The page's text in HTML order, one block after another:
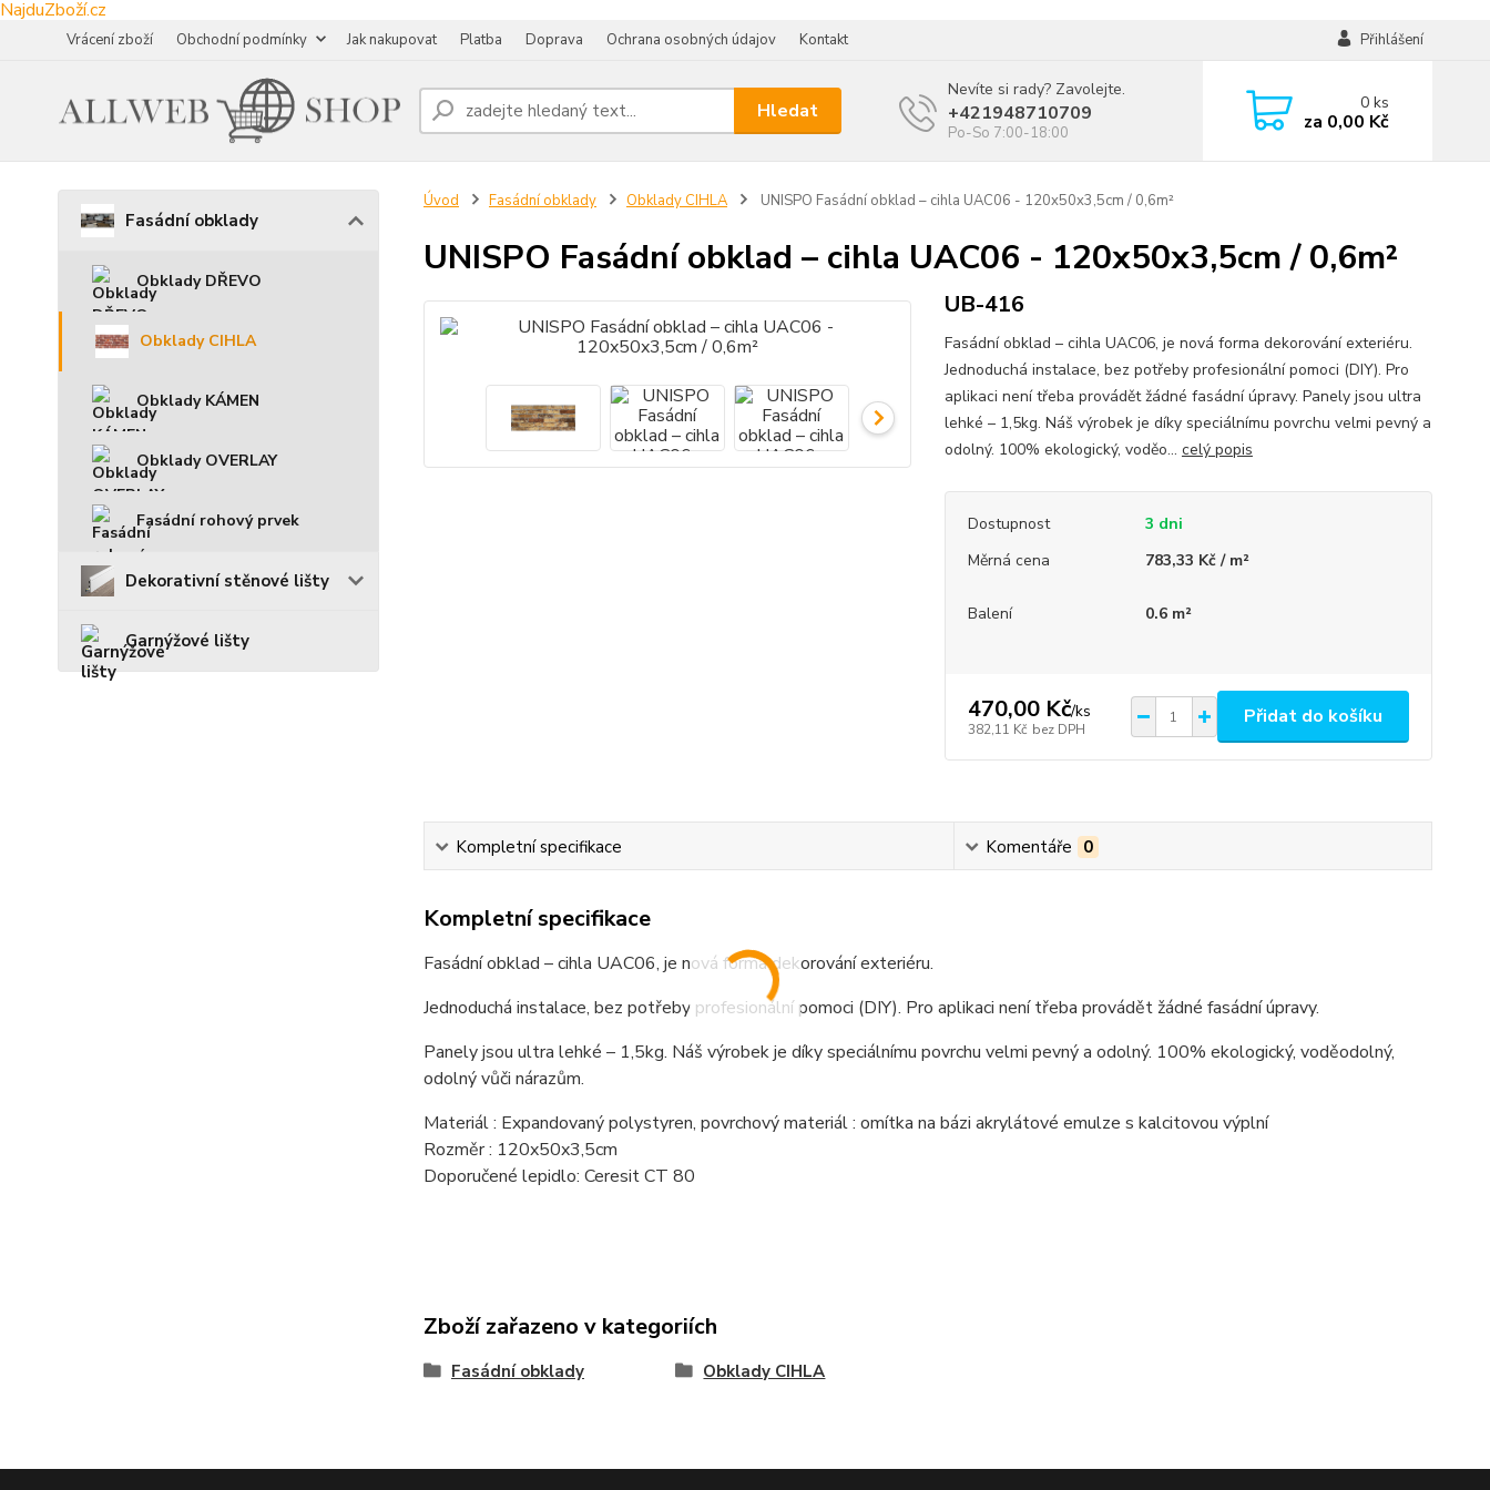
NajduZboží.cz
Vrácení zboží Obchodní podmínky Jak nakupovat Platba Doprava Ochrana osobných údajov Kontakt Přihlášení
Hledat
Nevíte si rady? Zavolejte.
+421948710709
Po-So 7:00-18:00
0ks
za 0,00 Kč
Fasádní obklady
Obklady DŘEVO
Obklady CIHLA
Obklady KÁMEN
Obklady OVERLAY
Fasádní rohový prvek
Dekorativní stěnové lišty
Garnýžové lišty
Úvod Fasádní obklady Obklady CIHLA UNISPO Fasádní obklad – cihla UAC06 - 120x50x3,5cm / 0,6m²
UNISPO Fasádní obklad – cihla UAC06 - 120x50x3,5cm / 0,6m²
UB-416
Fasádní obklad – cihla UAC06, je nová forma dekorování exteriéru.
Jednoduchá instalace, bez potřeby profesionální pomoci (DIY). Pro
aplikaci není třeba provádět žádné fasádní úpravy. Panely jsou ultra
lehké – 1,5kg. Náš výrobek je díky speciálnímu povrchu velmi pevný a
odolný. 100% ekologický, voděo... celý popis
Dostupnost
3 dni
Měrná cena
783,33 Kč / m²
Balení 0.6 m²
470,00 Kč/ks
382,11 Kč bez DPH
Přidat do košíku
Kompletní specifikace Komentáře 0
Kompletní specifikace
Fasádní obklad – cihla UAC06, je nová forma dekorování exteriéru.
Jednoduchá instalace, bez potřeby profesionální pomoci (DIY). Pro aplikaci není třeba provádět žádné fasádní úpravy.
Panely jsou ultra lehké – 1,5kg. Náš výrobek je díky speciálnímu povrchu velmi pevný a odolný. 100% ekologický, voděodolný,
odolný vůči nárazům.
Materiál : Expandovaný polystyren, povrchový materiál : omítka na bázi akrylátové emulze s kalcitovou výplní
Rozměr : 120x50x3,5cm
Doporučené lepidlo: Ceresit CT 80
Zboží zařazeno v kategoriích
Fasádní obklady Obklady CIHLA